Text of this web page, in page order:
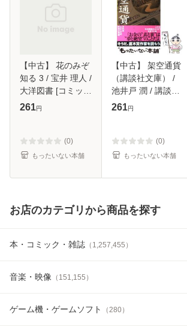
【中古】 花のみぞ
知る 3 / 宝井 理人 /
大洋図書 [コミッ
ク]【メール便送料
261円
(0)
もったいない本舗
【中古】 架空通貨
（講談社文庫） /
池井戸 潤 / 講談社
[文庫]【メール便送
261円
(0)
もったいない本舗
お店のカテゴリから商品を探す
本・コミック・雑誌 （ 1,257,455 ）
音楽・映像 （ 151,155 ）
ゲーム機・ゲームソフト （280）